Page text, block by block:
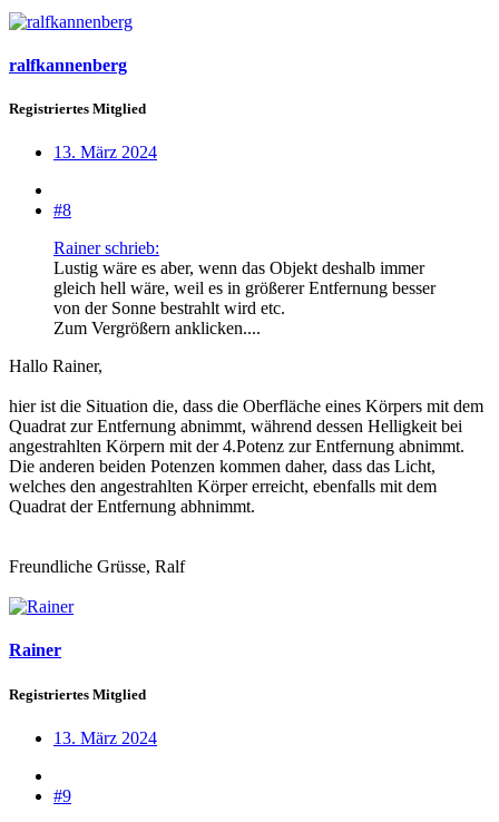
ralfkannenberg
Registriertes Mitglied
13. März 2024
#8
Rainer schrieb:
Lustig wäre es aber, wenn das Objekt deshalb immer
gleich hell wäre, weil es in größerer Entfernung besser
von der Sonne bestrahlt wird etc.
Zum Vergrößern anklicken....
Hallo Rainer,
hier ist die Situation die, dass die Oberfläche eines Körpers mit dem
Quadrat zur Entfernung abnimmt, während dessen Helligkeit bei
angestrahlten Körpern mit der 4.Potenz zur Entfernung abnimmt.
Die anderen beiden Potenzen kommen daher, dass das Licht,
welches den angestrahlten Körper erreicht, ebenfalls mit dem
Quadrat der Entfernung abhnimmt.
Freundliche Grüsse, Ralf
Rainer
Registriertes Mitglied
13. März 2024
#9